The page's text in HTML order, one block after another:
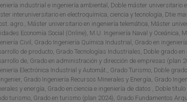
industrial e ingeniería ambiental, Doble máster universitario
interuniversitario en electroquímica, ciencia y tecnología, Dtie
agro., Máster universitario en ingeniería telemática, Máster
Economía Social (Online), M.U. Ingeniería Naval y Oceánica,
Civil, Grado Ingeniería Química Industrial, Grado en
de producto, Grado Tecnologías Industriales, Doble grado en
de, Grado en administración y dirección de empresas (plan
Electrónica Industrial y Automát., Grado Turismo, Doble
Grado Ingeniería Recursos Minerales y Energía, Grado
y energía, Grado en ciencia e ingeniería de datos , Doble
turismo, Grado en turismo (plan 2024), Grado Fundamentos